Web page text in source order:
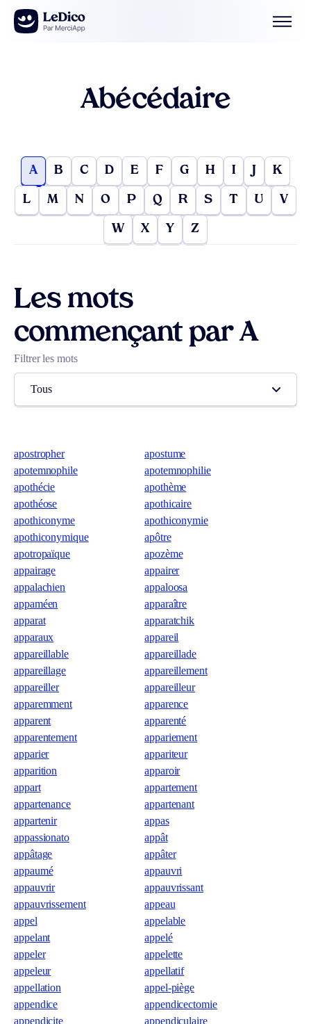
Aller au contenu
Abécédaire
A B C D E F G H I J K
L M N O P Q R S T U V
W X Y Z
Les mots
commençant par A
Filtrer les mots
Tous
apostropher
apostume
apotemnophile
apotemnophilie
apothécie
apothème
apothéose
apothicaire
apothiconyme
apothiconymie
apothiconymique
apôtre
apotropaïque
apozème
appairage
appairer
appalachien
appaloosa
appaméen
apparaître
apparat
apparatchik
apparaux
appareil
appareillable
appareillade
appareillage
appareillement
appareiller
appareilleur
apparemment
apparence
apparent
apparenté
apparentement
appariement
apparier
appariteur
apparition
apparoir
appart
appartement
appartenance
appartenant
appartenir
appas
appassionato
appât
appâtage
appâter
appaumé
appauvri
appauvrir
appauvrissant
appauvrissement
appeau
appel
appelable
appelant
appelé
appeler
appelette
appeleur
appellatif
appellation
appel-piège
appendice
appendicectomie
appendicite
appendiculaire